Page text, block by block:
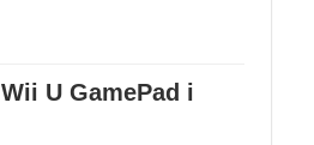
U GamePad i